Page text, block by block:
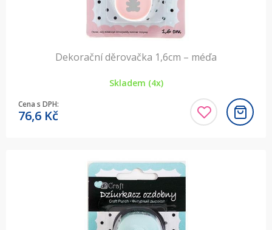
Dekorační děrovačka 1,6cm – méďa
Skladem (4x)
Cena s DPH:
76,6 Kč